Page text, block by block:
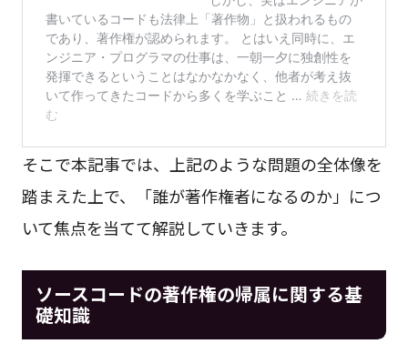
そこで本記事では、上記のような問題の全体像を
踏まえた上で、「誰が著作権者になるのか」につ
いて焦点を当てて解説していきます。
ソースコードの著作権の帰属に関する基
礎知識